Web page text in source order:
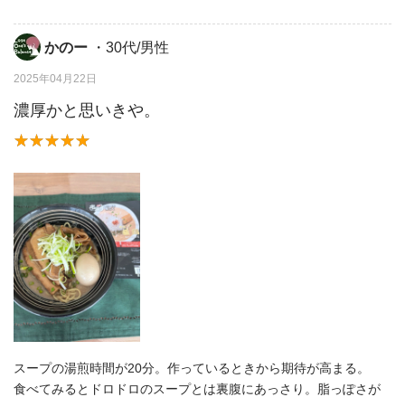
かのー ・30代/男性
2025年04月22日
濃厚かと思いきや。
スープの湯煎時間が20分。作っているときから期待が高まる。
食べてみるとドロドロのスープとは裏腹にあっさり。脂っぽさが